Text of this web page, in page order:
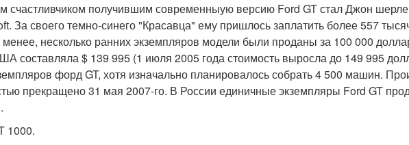
счастливчиком получившим современныую версию Ford GT стал Джон
За своего темно-синего "Красавца" ему пришлось заплатить более 557
несколько ранних экземпляров модели были проданы за 100 000
составляла $ 139 995 (1 июля 2005 года стоимость выросла до 149 995
форд GT, хотя изначально планировалось собрать 4 500 машин.
прекращено 31 мая 2007-го. В России единичные экземпляры Ford GT
1000.